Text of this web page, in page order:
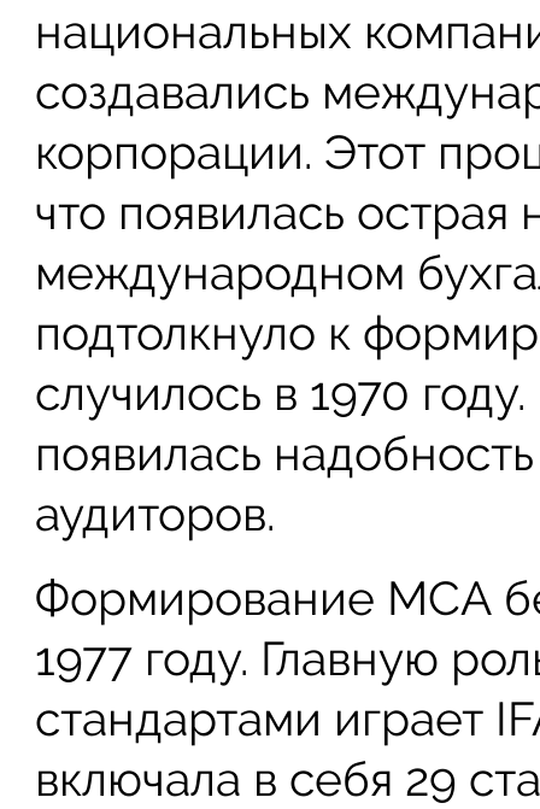
национальных
создавались
корпорации. Этот
что появилась острая
международном
подтолкнуло к
случилось в 1970
появилась
аудиторов.
Формирование МСА
1977 году. Главную
стандартами играет
включала в себя 29